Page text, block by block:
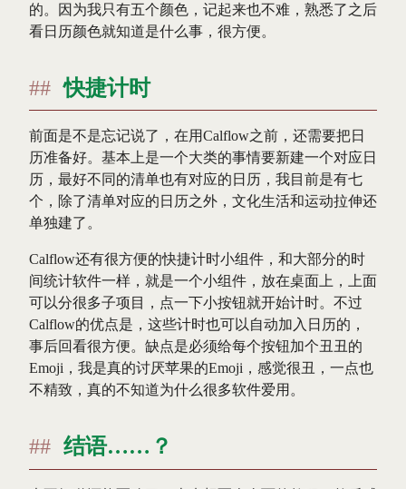
的。因为我只有五个颜色，记起来也不难，熟悉了之后
看日历颜色就知道是什么事，很方便。
快捷计时
前面是不是忘记说了，在用Calflow之前，还需要把日
历准备好。基本上是一个大类的事情要新建一个对应日
历，最好不同的清单也有对应的日历，我目前是有七
个，除了清单对应的日历之外，文化生活和运动拉伸还
单独建了。
Calflow还有很方便的快捷计时小组件，和大部分的时
间统计软件一样，就是一个小组件，放在桌面上，上面
可以分很多子项目，点一下小按钮就开始计时。不过
Calflow的优点是，这些计时也可以自动加入日历的，
事后回看很方便。缺点是必须给每个按钮加个丑丑的
Emoji，我是真的讨厌苹果的Emoji，感觉很丑，一点也
不精致，真的不知道为什么很多软件爱用。
结语……？